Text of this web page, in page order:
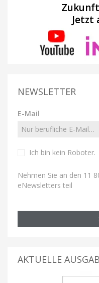
Jetzt
NEWSLETTER
E-Mail
Ich bin kein Roboter.
Nehmen Sie an den 11
eNewsletters teil
AKTUELLE